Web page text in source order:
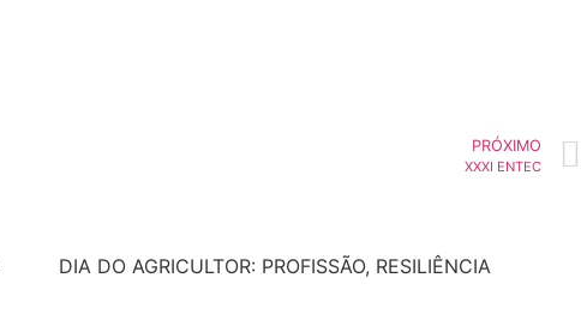
PRÓXIMO
XXXI ENTEC
DIA DO AGRICULTOR: PROFISSÃO, RESILIÊNCIA